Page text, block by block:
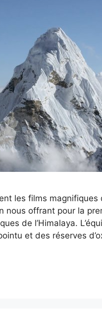
les films magnifiques
nous offrant pour la
de l’Himalaya.
et des réserves